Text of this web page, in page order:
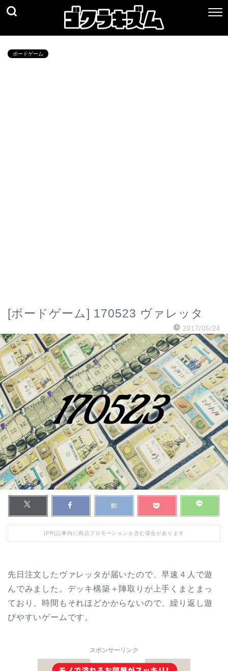
ボードゲーム
[ボードゲーム] 170523 ヴァレッタ
2017/05/24
[PR]記事内に商品プロモーションを含む場合があります
先日注文したヴァレッタが届いたので、早速４人で遊
んでみました。デッキ構築＋陣取りが上手くまとまっ
ており、時間もそれほどかからないので、繰り返し遊
びやすいゲームです。
スポンサーリンク